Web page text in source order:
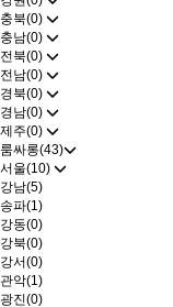
충북(0)
충남(0)
전북(0)
전남(0)
경북(0)
경남(0)
제주(0)
룸싸롱(43)
서울(10)
강남(5)
송파(1)
강동(0)
강북(0)
강서(0)
관악(1)
광진(0)